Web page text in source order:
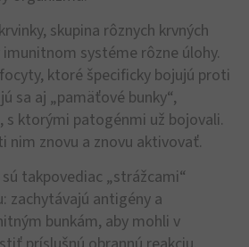
skupina rôznych krvných
systéme rôzne úlohy.
ktoré špecificky bojujú proti
sa aj „pamäťové bunky“,
s ktorými patogénmi už bojovali.
nim znovu a znovu aktivovať.
sú takpovediac „strážcami“
zachytávajú antigény a
bunkám, aby mohli v